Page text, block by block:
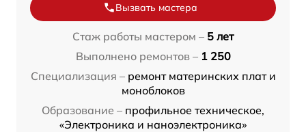
Вызвать мастера
Стаж работы мастером – 5 лет
Выполнено ремонтов – 1 250
Специализация – ремонт материнских плат и
моноблоков
Образование – профильное техническое,
«Электроника и наноэлектроника»